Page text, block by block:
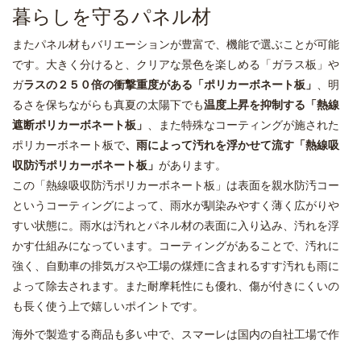
暮らしを守るパネル材
またパネル材もバリエーションが豊富で、機能で選ぶことが可能
です。大きく分けると、クリアな景色を楽しめる「ガラス板」や
ガラスの２５０倍の衝撃重度がある「ポリカーボネート板」 、明
るさを保ちながらも真夏の太陽下でも温度上昇を抑制する「熱線
遮断ポリカーボネート板」 、また特殊なコーティングが施された
ポリカーボネート板で、雨によって汚れを浮かせて流す「熱線吸
収防汚ポリカーボネート板」 があります。
この「熱線吸収防汚ポリカーボネート板」は表面を親水防汚コー
というコーティングによって、雨水が馴染みやすく薄く広がりや
すい状態に。雨水は汚れとパネル材の表面に入り込み、汚れを浮
かす仕組みになっています。コーティングがあることで、汚れに
強く、自動車の排気ガスや工場の煤煙に含まれるすす汚れも雨に
よって除去されます。また耐摩耗性にも優れ、傷が付きにくいの
も長く使う上で嬉しいポイントです。
海外で製造する商品も多い中で、スマーレは国内の自社工場で作